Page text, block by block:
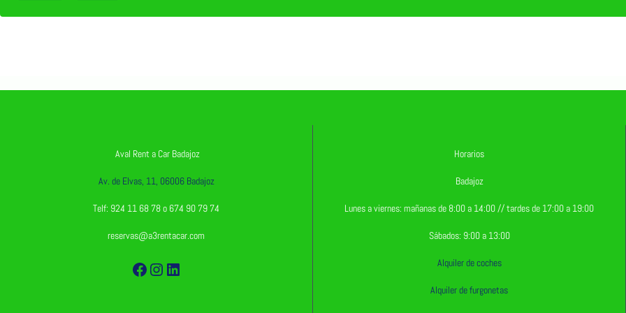
Aval Rent a Car Badajoz
Av. de Elvas, 11, 06006 Badajoz
Telf: 924 11 68 78 o 674 90 79 74
reservas@a3rentacar.com
Facebook
Instagram
LinkedIn
Horarios
Badajoz
Lunes a viernes: mañanas de 8:00 a 14:00 // tardes de 17:00 a 19:00
Sábados: 9:00 a 13:00
Alquiler de coches
Alquiler de furgonetas